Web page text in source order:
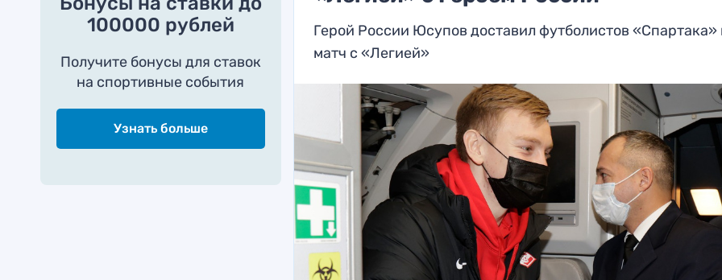
100000 рублей
Получите бонусы для ставок
на спортивные события
Узнать больше
Герой России Юсупов доставил футболистов «Спартака»
матч с «Легией»